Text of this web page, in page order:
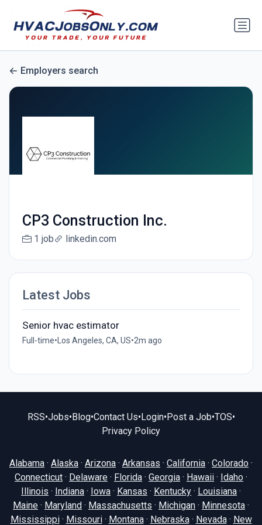
Employers search
CP3 Construction Inc.
1 job linkedin.com
Latest Jobs
Senior hvac estimator
Full-time• Los Angeles, CA, US•2m ago
RSS•Jobs• Blog•Contact Us• Login• Post a Job•TOS•
Privacy Policy
Alabama · Alaska · Arizona · Arkansas · California · Colorado ·
Connecticut · Delaware · Florida · Georgia · Hawaii · Idaho ·
Illinois · Indiana · Iowa · Kansas · Kentucky · Louisiana ·
Maine · Maryland · Massachusetts · Michigan · Minnesota ·
Mississippi· Missouri· Montana· Nebraska· Nevada· New